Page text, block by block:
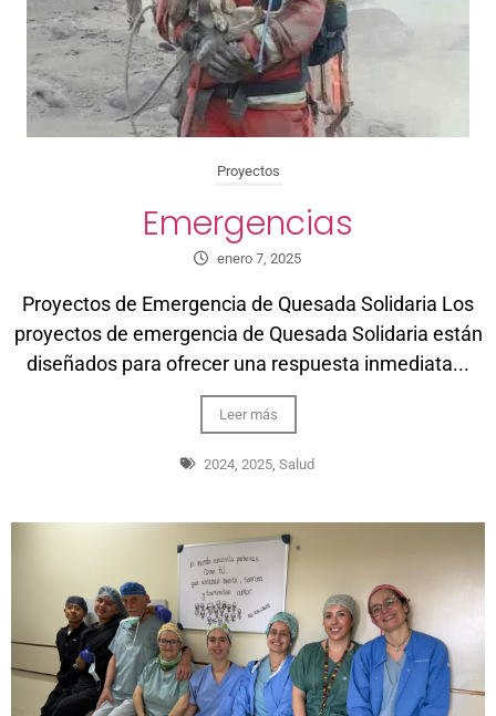
Proyectos
Emergencias
enero 7, 2025
Proyectos de Emergencia de Quesada Solidaria Los
proyectos de emergencia de Quesada Solidaria están
diseñados para ofrecer una respuesta inmediata...
Leer más
2024, 2025, Salud